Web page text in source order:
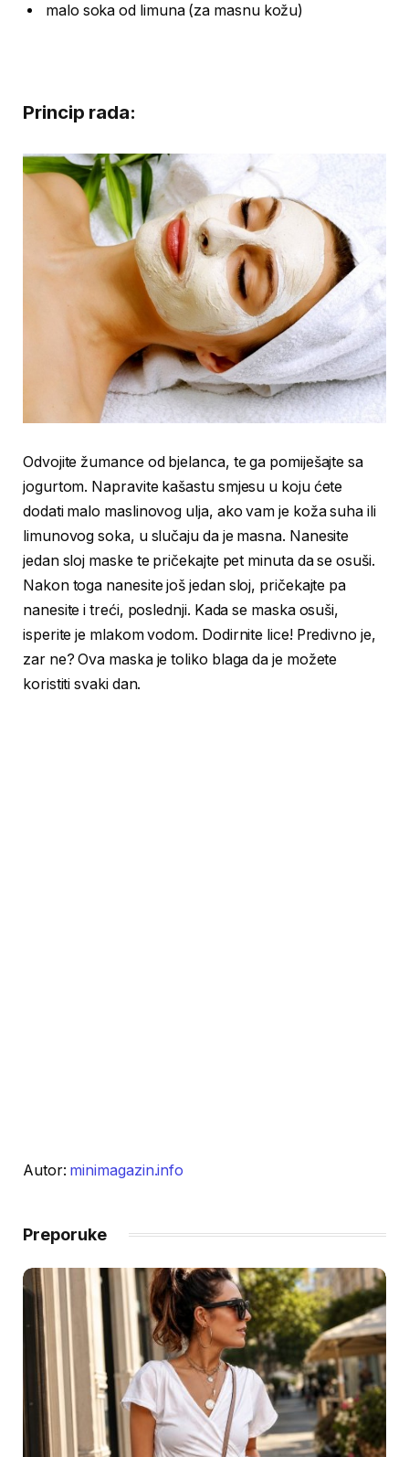
malo soka od limuna (za masnu kožu)
Princip rada:
Odvojite žumance od bjelanca, te ga pomiješajte sa
jogurtom. Napravite kašastu smjesu u koju ćete
dodati malo maslinovog ulja, ako vam je koža suha ili
limunovog soka, u slučaju da je masna. Nanesite
jedan sloj maske te pričekajte pet minuta da se osuši.
Nakon toga nanesite još jedan sloj, pričekajte pa
nanesite i treći, poslednji. Kada se maska osuši,
isperite je mlakom vodom. Dodirnite lice! Predivno je,
zar ne? Ova maska je toliko blaga da je možete
koristiti svaki dan.
Autor: minimagazin.info
Preporuke